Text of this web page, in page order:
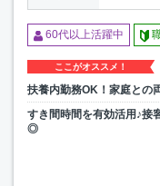
60代以上活躍中
ここがオススメ！
扶養内勤務OK！家庭との
すき間時間を有効活用♪接
◎